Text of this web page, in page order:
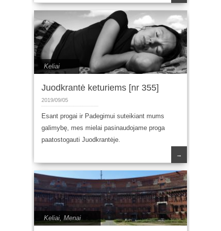
Keliai
Juodkrantė keturiems [nr 355]
2019/09/05
Esant progai ir Padegimui suteikiant mums
galimybę, mes mielai pasinaudojame proga
paatostogauti Juodkrantėje.
→
Keliai Menai